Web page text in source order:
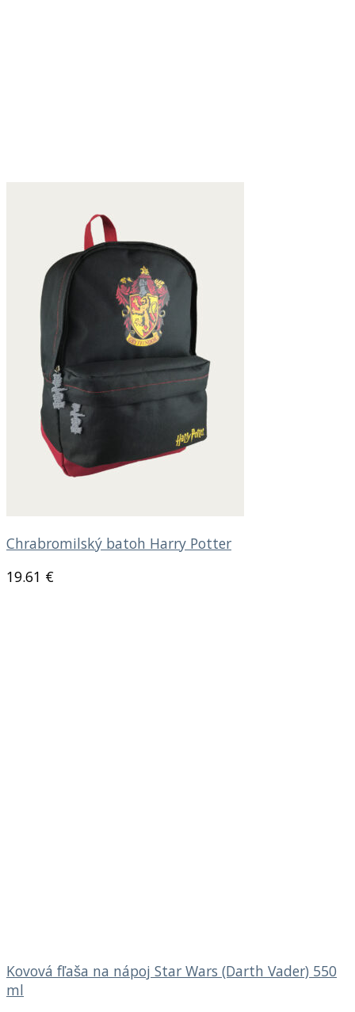
Chrabromilský batoh Harry Potter
19.61 €
Kovová fľaša na nápoj Star Wars (Darth Vader) 550
ml